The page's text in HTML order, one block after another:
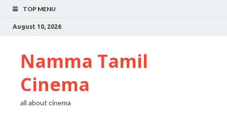
TOP MENU
August 10, 2026
Namma Tamil
Cinema
all about cinema